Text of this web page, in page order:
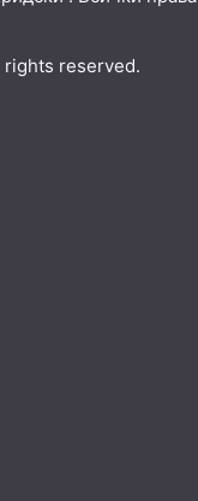
rights reserved.